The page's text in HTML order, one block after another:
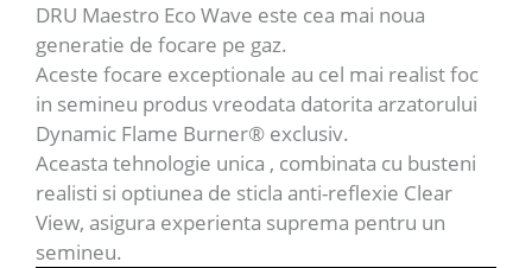
DRU Maestro Eco Wave este cea mai noua
generatie de focare pe gaz.
Aceste focare exceptionale au cel mai realist foc
in semineu produs vreodata datorita arzatorului
Dynamic Flame Burner® exclusiv.
Aceasta tehnologie unica , combinata cu busteni
realisti si optiunea de sticla anti-reflexie Clear
View, asigura experienta suprema pentru un
semineu.